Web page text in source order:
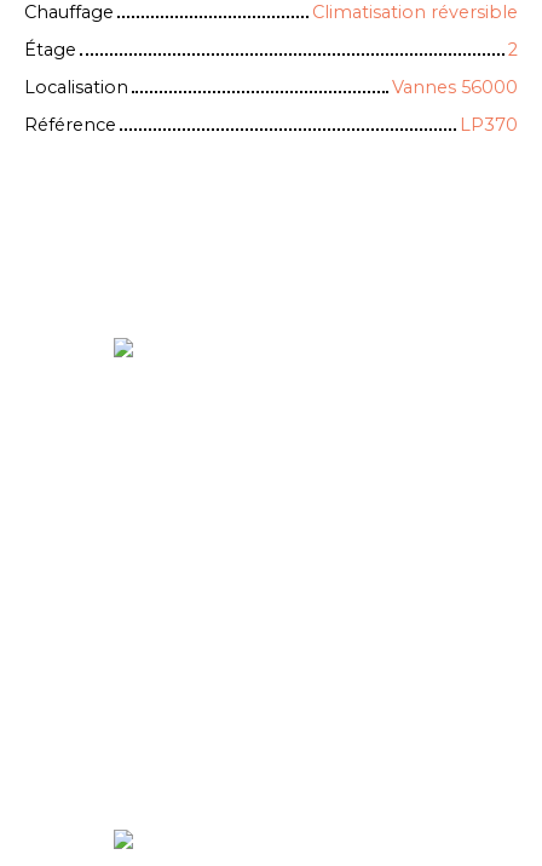
Chauffage
Climatisation réversible
Étage
2
Localisation
Vannes 56000
Référence
LP370